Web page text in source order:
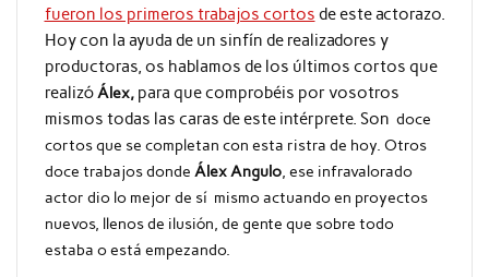
fueron los primeros trabajos cortos de este actorazo.
Hoy con la ayuda de un sinfín de realizadores y
productoras, os hablamos de los últimos cortos que
realizóÁlex, para que comprobéis por vosotros
mismos todas las caras de este intérprete. Son doce
cortos que se completan con esta ristra de hoy. Otros
doce trabajos donde Álex Angulo, ese infravalorado
actor dio lo mejor de sí mismo actuando en proyectos
nuevos, llenos de ilusión, de gente que sobre todo
estaba o está empezando.